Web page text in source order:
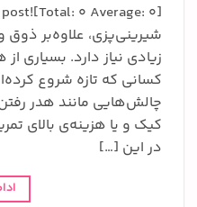
شیرینی‌پزی، علاوه‌بر ذوق
زیادی نیاز دارد. بسیاری
کسانی که تازه شروع
چالش‌هایی مانند هدر
کیک و یا هزینه‌ی بالای
در این […]